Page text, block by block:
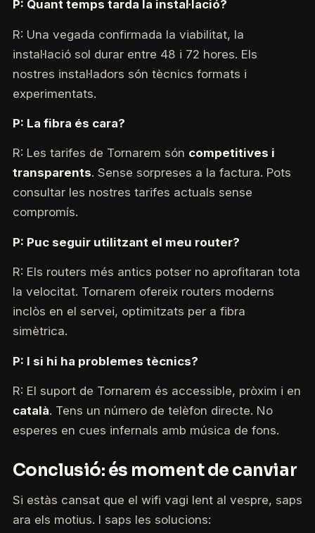
P: Quant temps tarda la instal·lació?
R: Una vegada confirmada la viabilitat, la
instal·lació sol durar entre 48 i 72 hores. Els
nostres instal·ladors són tècnics formats i
experimentats.
P: La fibra és cara?
R: Les tarifes de Tornarem són competitives i
transparents. Sense sorpreses a la factura. Pots
consultar les nostres tarifes actuals sense
compromís.
P: Puc seguir utilitzant el meu router?
R: Els routers més antics potser no aprofitaran tota
la velocitat. Tornarem ofereix routers moderns
inclòs en el servei, optimitzats per a fibra
simètrica.
P: I si hi ha problemes tècnics?
R: El suport de Tornarem és accessible, pròxim i en
català. Tens un número de telèfon directe. No
esperes en cues infernals amb música de fons.
Conclusió: és moment de canviar
Si estàs cansat que el wifi vagi lent al vespre, saps
ara els motius. I saps les solucions: